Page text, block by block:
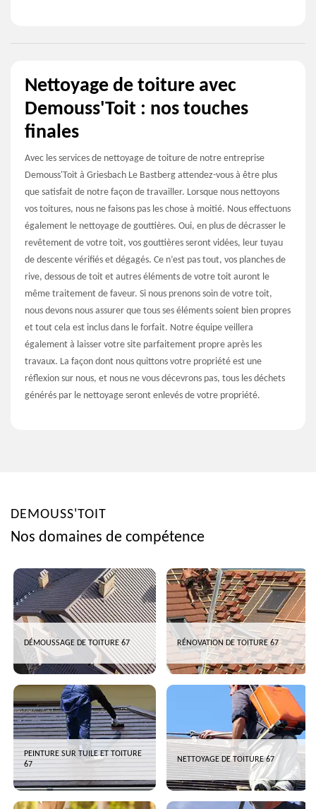
Nettoyage de toiture avec
Demouss'Toit : nos touches
finales
Avec les services de nettoyage de toiture de notre entreprise
Demouss'Toit à Griesbach Le Bastberg attendez-vous à être plus
que satisfait de notre façon de travailler. Lorsque nous nettoyons
vos toitures, nous ne faisons pas les chose à moitié. Nous effectuons
également le nettoyage de gouttières. Oui, en plus de décrasser le
revêtement de votre toit, vos gouttières seront vidées, leur tuyau
de descente vérifiés et dégagés. Ce n’est pas tout, vos planches de
rive, dessous de toit et autres éléments de votre toit auront le
même traitement de faveur. Si nous prenons soin de votre toit,
nous devons nous assurer que tous ses éléments soient bien propres
et tout cela est inclus dans le forfait. Notre équipe veillera
également à laisser votre site parfaitement propre après les
travaux. La façon dont nous quittons votre propriété est une
réflexion sur nous, et nous ne vous décevrons pas, tous les déchets
générés par le nettoyage seront enlevés de votre propriété.
DEMOUSS'TOIT
Nos domaines de compétence
DÉMOUSSAGE DE TOITURE 67 RÉNOVATION DE TOITURE 67
PEINTURE SUR TUILE ET TOITURE
67
NETTOYAGE DE TOITURE 67